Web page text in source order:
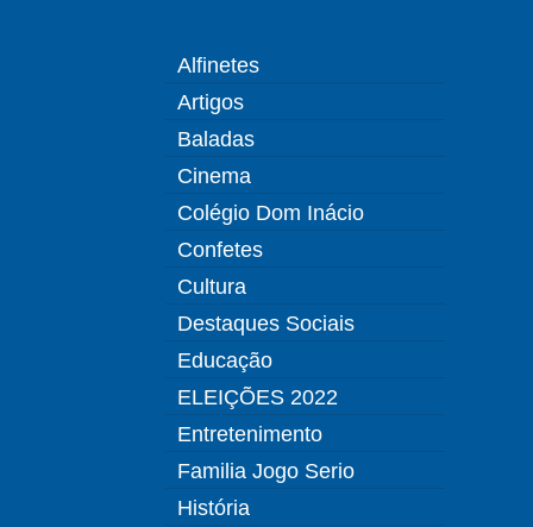
Alfinetes
Artigos
Baladas
Cinema
Colégio Dom Inácio
Confetes
Cultura
Destaques Sociais
Educação
ELEIÇÕES 2022
Entretenimento
Familia Jogo Serio
História